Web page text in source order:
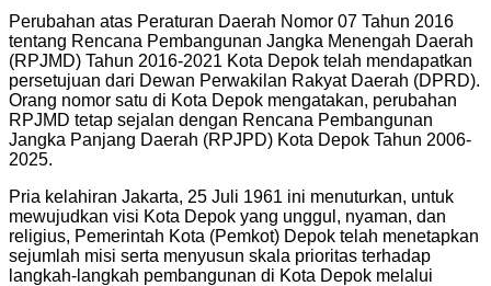
Perubahan atas Peraturan Daerah Nomor 07 Tahun 2016
tentang Rencana Pembangunan Jangka Menengah Daerah
(RPJMD) Tahun 2016-2021 Kota Depok telah mendapatkan
persetujuan dari Dewan Perwakilan Rakyat Daerah (DPRD).
Orang nomor satu di Kota Depok mengatakan, perubahan
RPJMD tetap sejalan dengan Rencana Pembangunan
Jangka Panjang Daerah (RPJPD) Kota Depok Tahun 2006-
2025.
Pria kelahiran Jakarta, 25 Juli 1961 ini menuturkan, untuk
mewujudkan visi Kota Depok yang unggul, nyaman, dan
religius, Pemerintah Kota (Pemkot) Depok telah menetapkan
sejumlah misi serta menyusun skala prioritas terhadap
langkah-langkah pembangunan di Kota Depok melalui